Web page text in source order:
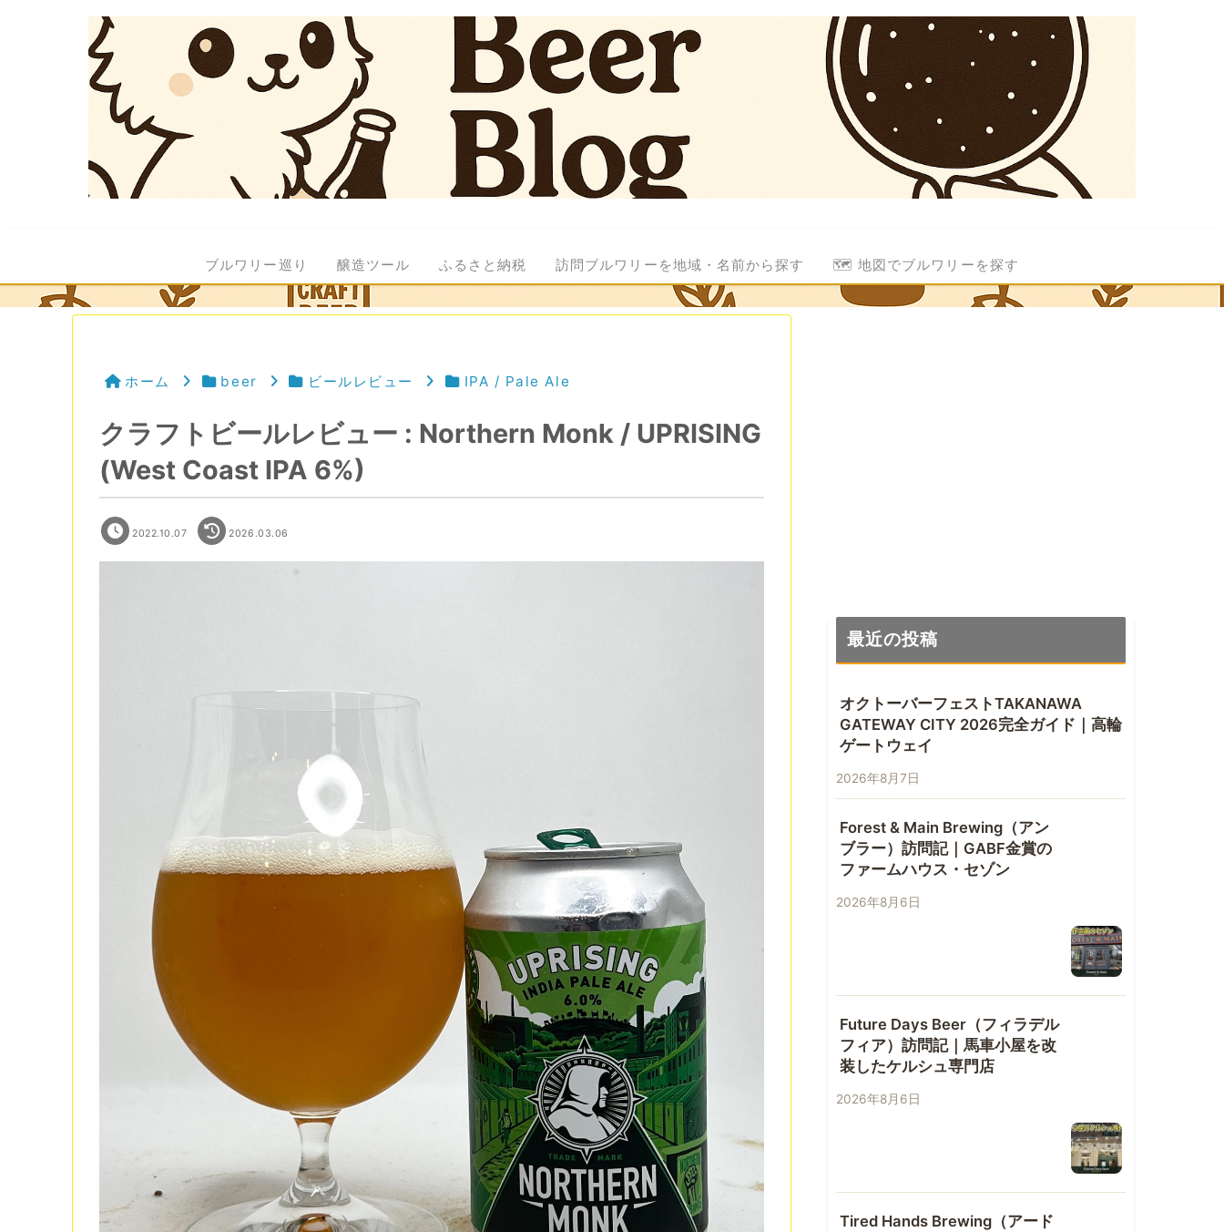
ブルワリー巡り 醸造ツール ふるさと納税 訪問ブルワリーを地域・名前から探す 🗺️ 地図でブルワリーを探す
ホーム beer ビールレビュー IPA / Pale Ale
クラフトビールレビュー : Northern Monk / UPRISING
(West Coast IPA 6%)
2022.10.07 2026.03.06
最近の投稿
オクトーバーフェストTAKANAWA
GATEWAY CITY 2026完全ガイド｜高輪
ゲートウェイ
2026年8月7日
Forest & Main Brewing（アン
ブラー）訪問記｜GABF金賞の
ファームハウス・セゾン
2026年8月6日
Future Days Beer（フィラデル
フィア）訪問記｜馬車小屋を改
装したケルシュ専門店
2026年8月6日
Tired Hands Brewing（アード